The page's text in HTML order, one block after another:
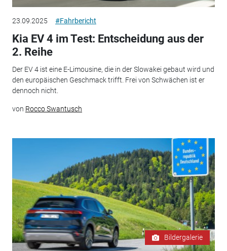
23.09.2025 #Fahrbericht
Kia EV 4 im Test: Entscheidung aus der
2. Reihe
Der EV 4 ist eine E-Limousine, die in der Slowakei gebaut wird und
den europäischen Geschmack trifft. Frei von Schwächen ist er
dennoch nicht.
von Rocco Swantusch
Bildergalerie